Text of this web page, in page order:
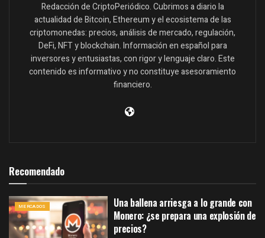
Redacción de CriptoPeriódico. Cubrimos a diario la
actualidad de Bitcoin, Ethereum y el ecosistema de las
criptomonedas: precios, análisis de mercado, regulación,
DeFi, NFT y blockchain. Información en español para
inversores y entusiastas, con rigor y lenguaje claro. Este
contenido es informativo y no constituye asesoramiento
financiero.
Recomendado
MERCADOS
Una ballena arriesga a lo grande con
Monero: ¿se prepara una explosión de
precios?